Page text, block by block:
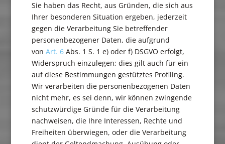
Sie haben das Recht, aus Gründen, die sich aus
Ihrer besonderen Situation ergeben, jederzeit
gegen die Verarbeitung Sie betreffender
personenbezogener Daten, die aufgrund
von Art. 6Abs. 1 S. 1 e) oder f) DSGVO erfolgt,
Widerspruch einzulegen; dies gilt auch für ein
auf diese Bestimmungen gestütztes Profiling.
Wir verarbeiten die personenbezogenen Daten
nicht mehr, es sei denn, wir können zwingende
schutzwürdige Gründe für die Verarbeitung
nachweisen, die Ihre Interessen, Rechte und
Freiheiten überwiegen, oder die Verarbeitung